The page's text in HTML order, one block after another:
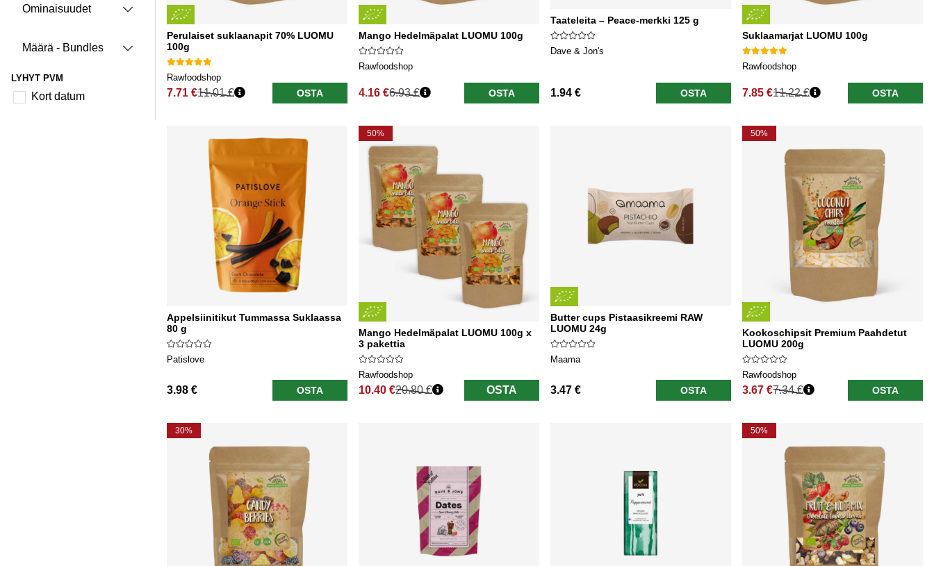
Ominaisuudet
Määrä - Bundles
LYHYT PVM
Kort datum
Perulaiset suklaanapit 70% LUOMU
100g
Rawfoodshop
7.71 €
Normaali hinta
11.01 € OSTA
Mango Hedelmäpalat LUOMU 100g
Rawfoodshop
4.16 €
Normaali hinta
6.93 € OSTA
Taateleita – Peace-merkki 125 g
Dave & Jon's
1.94 € OSTA
Suklaamarjat LUOMU 100g
Rawfoodshop
7.85 €
Normaali hinta
11.22 € OSTA
Appelsiinitikut Tummassa Suklaassa
80 g
Patislove
3.98 € OSTA
50%
Mango Hedelmäpalat LUOMU 100g x
3 pakettia
Rawfoodshop
10.40 €
Normaali hinta
20.80 € OSTA
Butter cups Pistaasikreemi RAW
LUOMU 24g
Maama
3.47 € OSTA
50%
Kookoschipsit Premium Paahdetut
LUOMU 200g
Rawfoodshop
3.67 €
Normaali hinta
7.34 € OSTA
30% 50%